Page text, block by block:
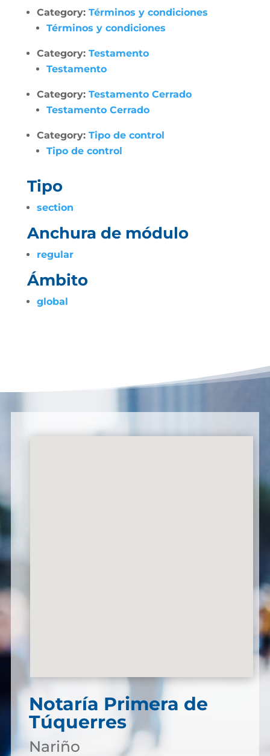
Category: Términos y condiciones
Términos y condiciones
Category: Testamento
Testamento
Category: Testamento Cerrado
Testamento Cerrado
Category: Tipo de control
Tipo de control
Tipo
section
Anchura de módulo
regular
Ámbito
global
Notaría Primera de
Túquerres
Nariño